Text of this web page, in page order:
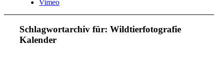
Vimeo
Schlagwortarchiv für:Wildtierfotografie
Kalender